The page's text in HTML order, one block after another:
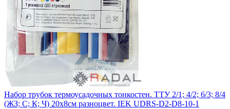
Набор трубок термоусадочных тонкостен. ТТУ 2/1; 4/2; 6/3; 8/4
(ЖЗ; С; К; Ч) 20х8см разноцвет. IEK UDRS-D2-D8-10-1